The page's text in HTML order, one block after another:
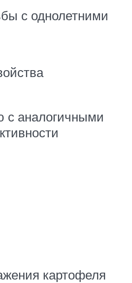
с однолетними
с аналогичными
картофеля